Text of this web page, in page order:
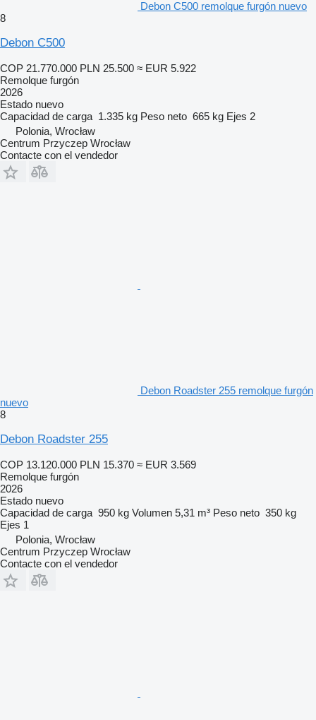
Debon C500 remolque furgón nuevo
8
Debon C500
COP 21.770.000 PLN 25.500 ≈ EUR 5.922
Remolque furgón
2026
Estado nuevo
Capacidad de carga 1.335 kg Peso neto 665 kg Ejes 2
Polonia, Wrocław
Centrum Przyczep Wrocław
Contacte con el vendedor
Debon Roadster 255 remolque furgón
nuevo
8
Debon Roadster 255
COP 13.120.000 PLN 15.370 ≈ EUR 3.569
Remolque furgón
2026
Estado nuevo
Capacidad de carga 950 kg Volumen 5,31 m³ Peso neto 350 kg
Ejes 1
Polonia, Wrocław
Centrum Przyczep Wrocław
Contacte con el vendedor